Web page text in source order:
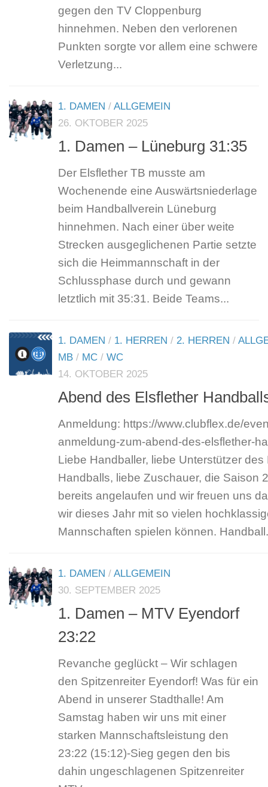
gegen den TV Cloppenburg
hinnehmen. Neben den verlorenen
Punkten sorgte vor allem eine schwere
Verletzung...
1. DAMEN / ALLGEMEIN
26. OKTOBER 2025
1. Damen – Lüneburg 31:35
Der Elsflether TB musste am
Wochenende eine Auswärtsniederlage
beim Handballverein Lüneburg
hinnehmen. Nach einer über weite
Strecken ausgeglichenen Partie setzte
sich die Heimmannschaft in der
Schlussphase durch und gewann
letztlich mit 35:31. Beide Teams...
1. DAMEN / 1. HERREN / 2. HERREN /
MB / MC / WC
14. OKTOBER 2025
Abend des Elsflether
Anmeldung: https://www.clubflex.de/
anmeldung-zum-abend-des-elsflether-
Liebe Handballer, liebe Unterstützer des
Handballs, liebe Zuschauer, die Saison
bereits angelaufen und wir freuen uns
wir dieses Jahr mit so vielen
Mannschaften spielen können.
1. DAMEN / ALLGEMEIN
30. SEPTEMBER 2025
1. Damen – MTV Eyendorf
23:22
Revanche geglückt – Wir schlagen
den Spitzenreiter Eyendorf! Was für ein
Abend in unserer Stadthalle! Am
Samstag haben wir uns mit einer
starken Mannschaftsleistung den
23:22 (15:12)-Sieg gegen den bis
dahin ungeschlagenen Spitzenreiter